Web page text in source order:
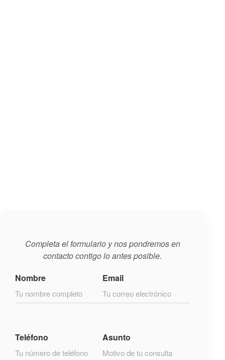
Completa el formulario y nos pondremos en
contacto contigo lo antes posible.
Nombre
Email
Teléfono Asunto